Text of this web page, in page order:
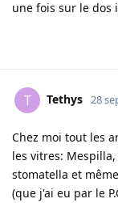
une fois sur le
T Tethys 28
Chez moi tout les
les vitres:
stomatella et
(que j'ai eu par le